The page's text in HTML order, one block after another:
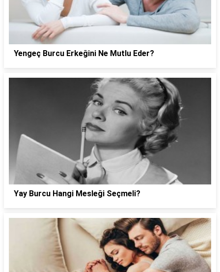
Yengeç Burcu Erkeğini Ne Mutlu Eder?
Yay Burcu Hangi Mesleği Seçmeli?